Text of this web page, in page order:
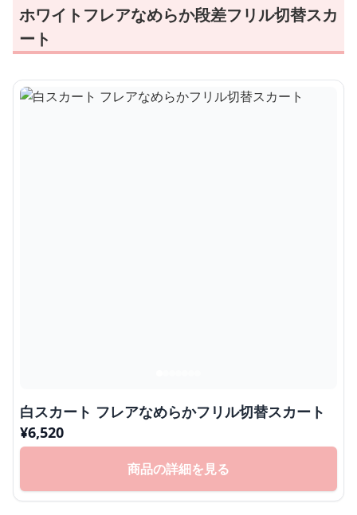
ホワイトフレアなめらか段差フリル切替スカ
ート
白スカート フレアなめらかフリル切替スカート
¥6,520
商品の詳細を見る